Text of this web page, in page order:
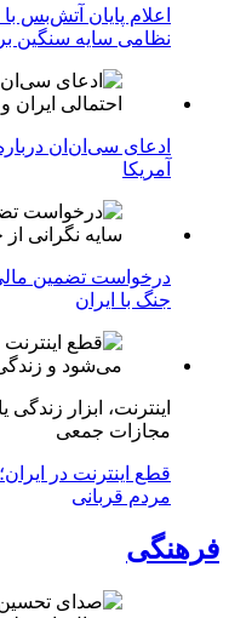
اعلام پایان آتش‌بس
نظامی سایه سنگین
ادعای سی‌ان‌ان
آمریکا
درخواست تضمین مالی
جنگ با ایران
اینترنت، ابزار
مجازات جمعی
قطع اینترنت در
مردم قربانی
فرهنگی